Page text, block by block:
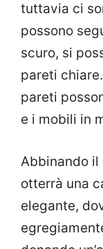
tuttavia ci
possono
scuro, si
pareti
pareti
e i mobili in
Abbinando il
otterrà una
elegante,